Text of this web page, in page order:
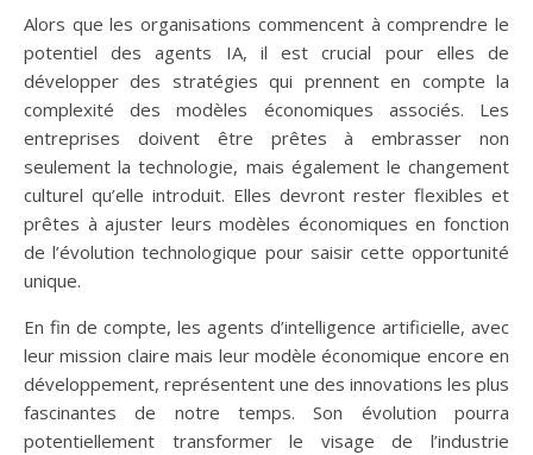
Alors que les organisations commencent à comprendre le
potentiel des agents IA, il est crucial pour elles de
développer des stratégies qui prennent en compte la
complexité des modèles économiques associés. Les
entreprises doivent être prêtes à embrasser non
seulement la technologie, mais également le changement
culturel qu’elle introduit. Elles devront rester flexibles et
prêtes à ajuster leurs modèles économiques en fonction
de l’évolution technologique pour saisir cette opportunité
unique.
En fin de compte, les agents d’intelligence artificielle, avec
leur mission claire mais leur modèle économique encore en
développement, représentent une des innovations les plus
fascinantes de notre temps. Son évolution pourra
potentiellement transformer le visage de l’industrie